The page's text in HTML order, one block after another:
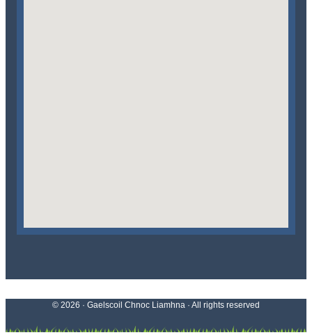
© 2026 · Gaelscoil Chnoc Liamhna · All rights reserved